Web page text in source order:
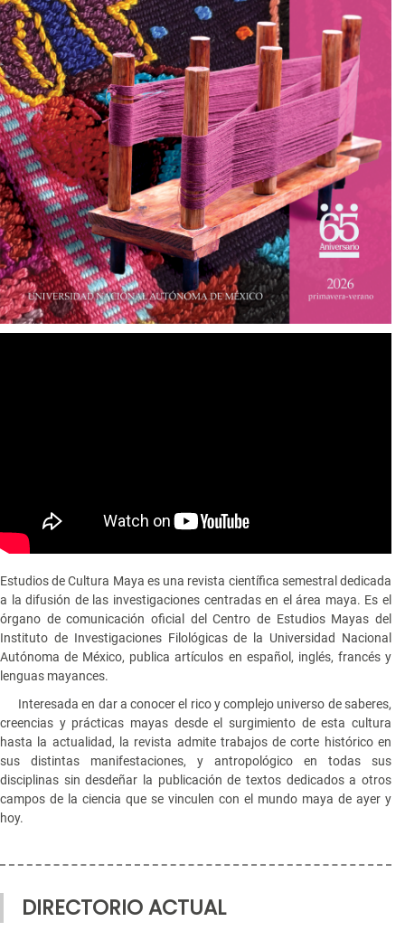
Estudios de Cultura Maya es una revista científica semestral dedicada
a la difusión de las investigaciones centradas en el área maya. Es el
órgano de comunicación oficial del Centro de Estudios Mayas del
Instituto de Investigaciones Filológicas de la Universidad Nacional
Autónoma de México, publica artículos en español, inglés, francés y
lenguas mayances.
Interesada en dar a conocer el rico y complejo universo de saberes,
creencias y prácticas mayas desde el surgimiento de esta cultura
hasta la actualidad, la revista admite trabajos de corte histórico en
sus distintas manifestaciones, y antropológico en todas sus
disciplinas sin desdeñar la publicación de textos dedicados a otros
campos de la ciencia que se vinculen con el mundo maya de ayer y
hoy.
DIRECTORIO ACTUAL